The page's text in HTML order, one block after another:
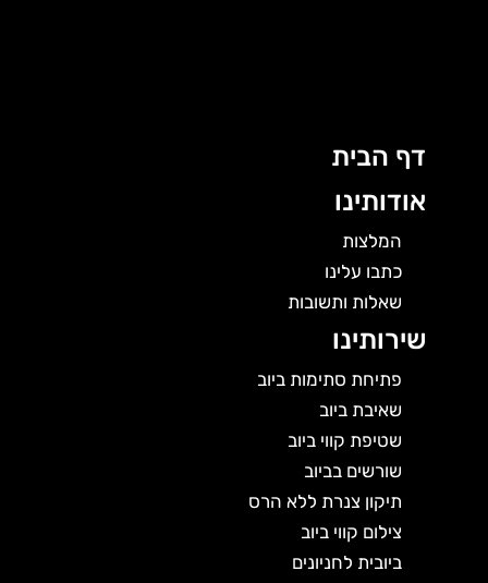
דף הבית
אודותינו
המלצות
כתבו עלינו
שאלות ותשובות
שירותינו
פתיחת סתימות ביוב
שאיבת ביוב
שטיפת קווי ביוב
שורשים בביוב
תיקון צנרת ללא הרס
צילום קווי ביוב
ביובית לחניונים